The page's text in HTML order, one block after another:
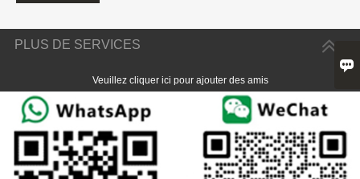
PLUS DE SERVICES
Veuillez cliquer ici pour ajouter des amis
